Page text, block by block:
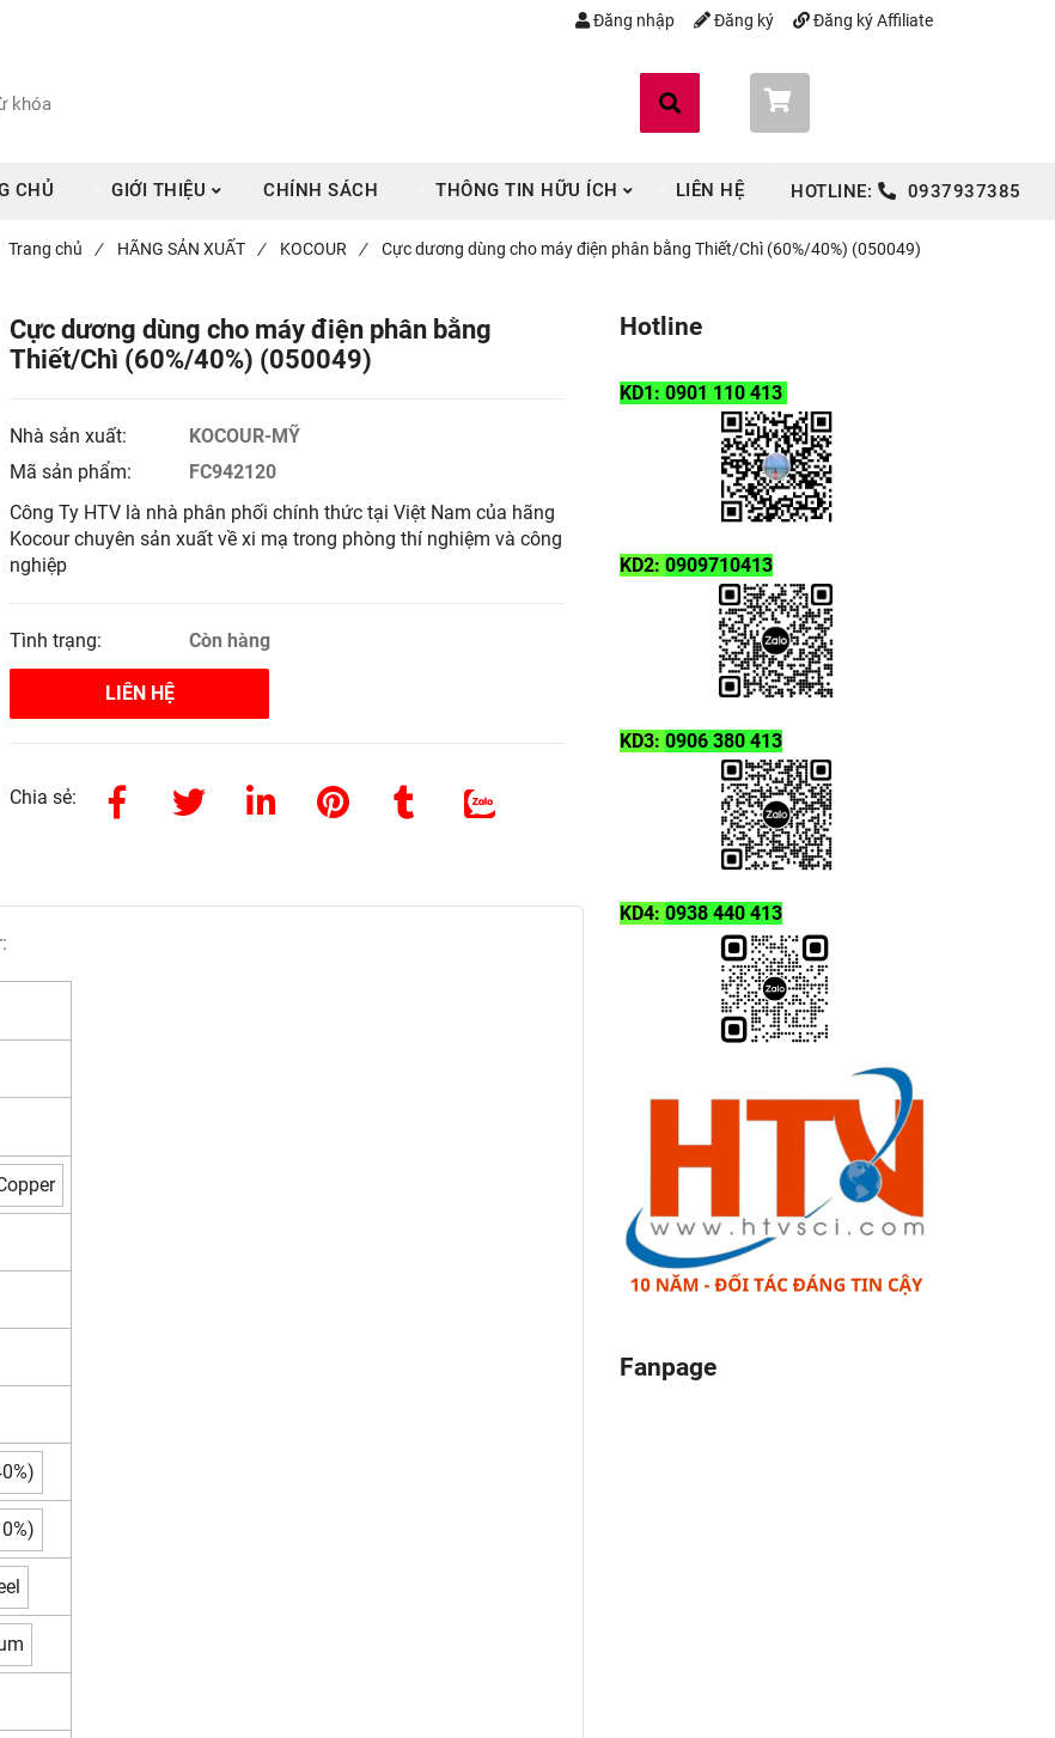
Đăng nhập Đăng ký Đăng ký Affiliate
CHỦ GIỚI THIỆU CHÍNH SÁCH THÔNG TIN HỮU ÍCH LIÊN HỆ HOTLINE: 0937937385
Trang chủ / HÃNG SẢN XUẤT / KOCOUR / Cực dương dùng cho máy điện phân bằng Thiết/Chì (60%/40%) (050049)
Cực dương dùng cho máy điện phân bằng
Thiết/Chì (60%/40%) (050049)
Nhà sản xuất:
KOCOUR-MỸ
Mã sản phẩm:
FC942120
Công Ty HTV là nhà phân phối chính thức tại Việt Nam của hãng
Kocour chuyên sản xuất về xi mạ trong phòng thí nghiệm và công
nghiệp
Tình trạng: Còn hàng
LIÊN HỆ
Chia sẻ:
Hotline
KD1: 0901 110 413
KD2: 0909710413
KD3: 0906 380 413
KD4: 0938 440 413
Fanpage